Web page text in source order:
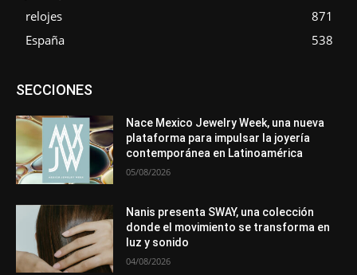
relojes
871
España
538
SECCIONESAsociaciones
Entrevistas
Mundo Técnico
Novedades Opiniones
Perspectiva
Premios
Secciones Sin categoría
Sucesos
Más
Nace Mexico Jewelry Week, una nueva
plataforma para impulsar la joyería
contemporánea en Latinoamérica
05/08/2026
Nanis presenta SWAY, una colección
donde el movimiento se transforma en
luz y sonido
04/08/2026